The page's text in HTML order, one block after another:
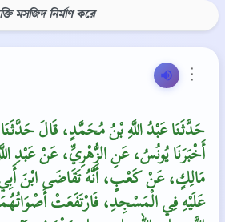
মসজিদ নির্মাণ করে
⋮
حَدَّثَنَا عَبْدُ اللَّهِ بْنُ مُحَمَّدٍ، قَالَ
أَخْبَرَنَا يُونُسُ، عَنِ الزُّهْرِيِّ، عَنْ عَبْدِ
مَالِكٍ، عَنْ كَعْبٍ، أَنَّهُ تَقَاضَى ابْنَ
عَلَيْهِ فِي الْمَسْجِدِ، فَارْتَفَعَتْ